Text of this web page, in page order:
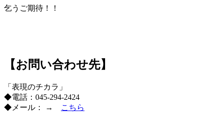
乞うご期待！！
【お問い合わせ先】
「表現のチカラ」
◆電話：045-294-2424
◆メール： →
こちら